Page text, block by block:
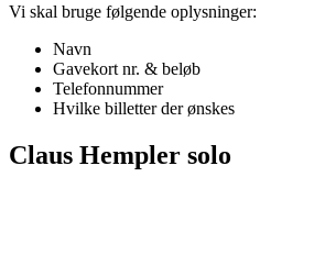
Vi skal bruge følgende oplysninger:
Navn
Gavekort nr. & beløb
Telefonnummer
Hvilke billetter der ønskes
Claus Hempler solo